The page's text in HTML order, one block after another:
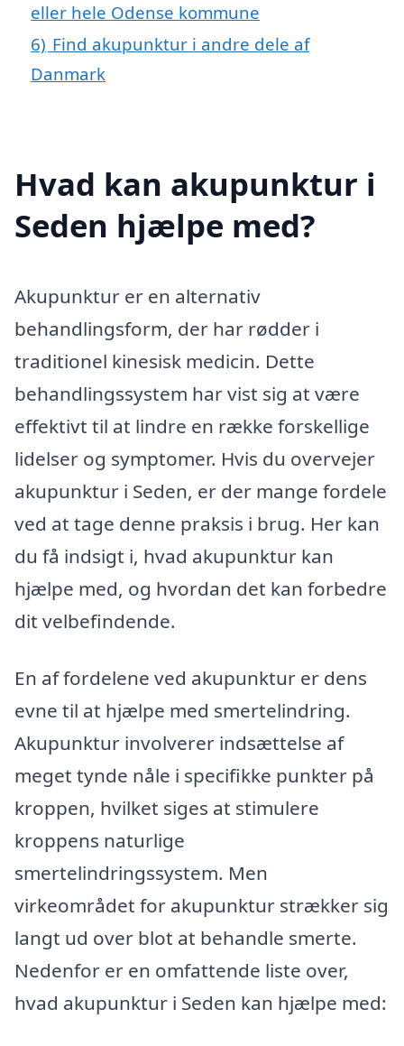
eller hele Odense kommune
6) Find akupunktur i andre dele af
Danmark
Hvad kan akupunktur i
Seden hjælpe med?
Akupunktur er en alternativ
behandlingsform, der har rødder i
traditionel kinesisk medicin. Dette
behandlingssystem har vist sig at være
effektivt til at lindre en række forskellige
lidelser og symptomer. Hvis du overvejer
akupunktur i Seden, er der mange fordele
ved at tage denne praksis i brug. Her kan
du få indsigt i, hvad akupunktur kan
hjælpe med, og hvordan det kan forbedre
dit velbefindende.
En af fordelene ved akupunktur er dens
evne til at hjælpe med smertelindring.
Akupunktur involverer indsættelse af
meget tynde nåle i specifikke punkter på
kroppen, hvilket siges at stimulere
kroppens naturlige
smertelindringssystem. Men
virkeområdet for akupunktur strækker sig
langt ud over blot at behandle smerte.
Nedenfor er en omfattende liste over,
hvad akupunktur i Seden kan hjælpe med: